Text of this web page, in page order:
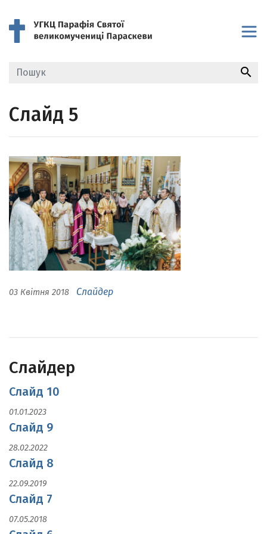
search
Слайд 5
03 Квітня 2018 Слайдер
Слайдер
Слайд 10
01.01.2023
Слайд 9
28.02.2022
Слайд 8
22.09.2019
Слайд 7
07.05.2018